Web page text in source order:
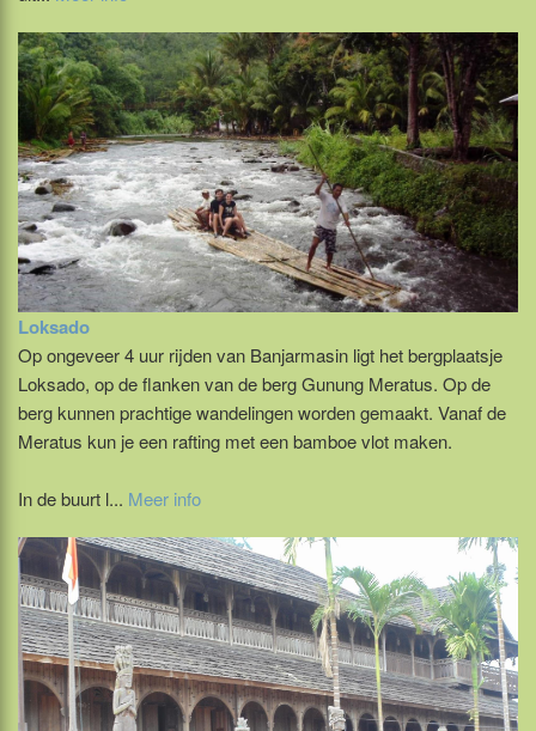
Loksado
Op ongeveer 4 uur rijden van Banjarmasin ligt het bergplaatsje
Loksado, op de flanken van de berg Gunung Meratus. Op de
berg kunnen prachtige wandelingen worden gemaakt. Vanaf de
Meratus kun je een rafting met een bamboe vlot maken.
In de buurt l... Meer info